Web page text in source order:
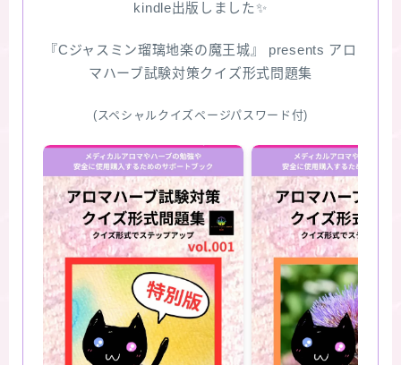
kindle出版しました✨
『Cジャスミン瑠璃地楽の魔王城』 presents アロ
マハーブ試験対策クイズ形式問題集
(スペシャルクイズページパスワード付)